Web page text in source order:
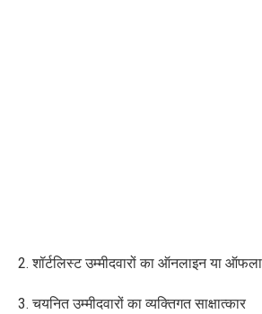
2. शॉर्टलिस्ट उम्मीदवारों का ऑनलाइन या
3. चयनित उम्मीदवारों का व्यक्तिगत साक्षात्कार